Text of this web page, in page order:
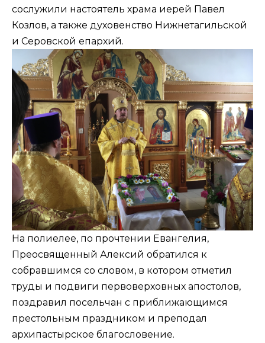
сослужили настоятель храма иерей Павел
Козлов, а также духовенство Нижнетагильской
и Серовской епархий.
На полиелее, по прочтении Евангелия,
Преосвященный Алексий обратился к
собравшимся со словом, в котором отметил
труды и подвиги первоверховных апостолов,
поздравил посельчан с приближающимся
престольным праздником и преподал
архипастырское благословение.